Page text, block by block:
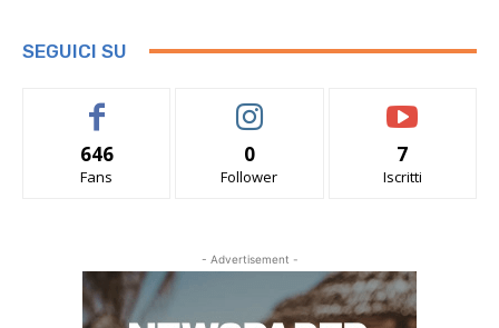
SEGUICI SU
646
Fans
0
Follower
7
Iscritti
- Advertisement -